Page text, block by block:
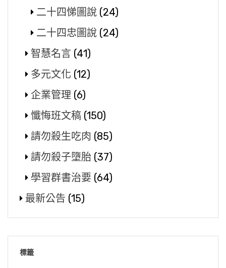
二十四悌圖說 (24)
二十四忠圖說 (24)
智慧名言 (41)
多元文化 (12)
企業管理 (6)
懺悔班文稿 (150)
請勿殺生吃肉 (85)
請勿殺子墮胎 (37)
學習群書治要 (64)
最新公告 (15)
標籤